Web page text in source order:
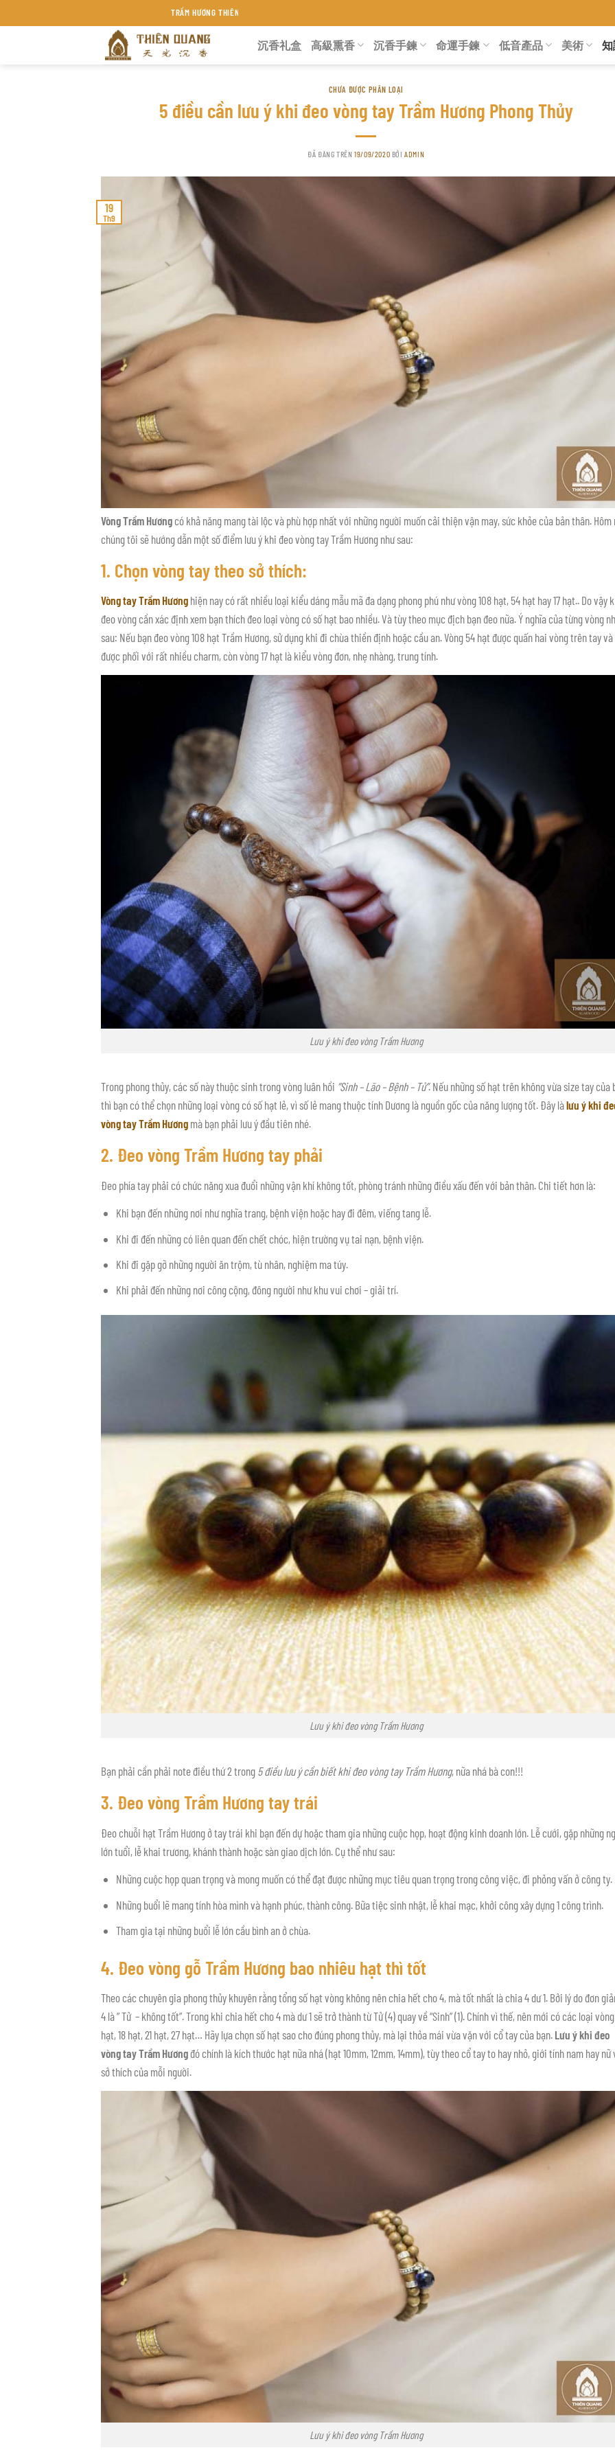
đến
TRẦM HƯƠNG THIÊN QUANG KHÁNH HÒA
沉香礼盒 高級熏香 沉香手鍊 命運手鍊 低音產品 美術
CHƯA ĐƯỢC PHÂN LOẠI
5 điều cần lưu ý khi đeo vòng tay Trầm Hương Phong Thủy
ĐÃ ĐĂNG TRÊN19/09/2020 BỞIADMIN
19
Th9
Vòng Trầm Hương có khả năng mang tài lộc và phù hợp nhất với những người muốn cải thiện vận may, sức khỏe của bản thân. Hôm
chúng tôi sẽ hướng dẫn một số điểm lưu ý khi đeo vòng tay Trầm Hương như sau:
1. Chọn vòng tay theo sở thích:
Vòng tay Trầm Hương hiện nay có rất nhiều loại kiểu dáng mẫu mã đa dạng phong phú như vòng 108 hạt, 54 hạt hay 17 hạt.. Do vậy
đeo vòng cần xác định xem bạn thích đeo loại vòng có số hạt bao nhiều. Và tùy theo mục địch bạn đeo nữa. Ý nghĩa của từng vòng
sau: Nếu bạn đeo vòng 108 hạt Trầm Hương, sử dụng khi đi chùa thiền định hoặc cầu an. Vòng 54 hạt được quấn hai vòng trên tay và
được phối với rất nhiều charm, còn vòng 17 hạt là kiểu vòng đơn, nhẹ nhàng, trung tính.
Lưu ý khi đeo vòng Trầm Hương
Trong phong thủy, các số này thuộc sinh trong vòng luân hồi “Sinh – Lão – Bệnh – Tử”. Nếu những số hạt trên không vừa size tay của
thì bạn có thể chọn những loại vòng có số hạt lẻ, vì số lẻ mang thuộc tính Dương là nguồn gốc của năng lượng tốt. Đây làlưu ý khi
vòng tay Trầm Hương mà bạn phải lưu ý đầu tiên nhé.
2. Đeo vòng Trầm Hương tay phải
Đeo phía tay phải có chức năng xua đuổi những vận khí không tốt, phòng tránh những điều xấu đến với bản thân. Chi tiết hơn là:
Khi bạn đến những nơi như nghĩa trang, bệnh viện hoặc hay đi đêm, viếng tang lễ.
Khi đi đến những có liên quan đến chết chóc, hiện trường vụ tai nạn, bệnh viện.
Khi đi gặp gỡ những người ăn trộm, tù nhân, nghiệm ma túy.
Khi phải đến những nơi công cộng, đông người như khu vui chơi – giải trí.
Lưu ý khi đeo vòng Trầm Hương
Bạn phải cần phải note điều thứ 2 trong 5 điều lưu ý cần biết khi đeo vòng tay Trầm Hương, nữa nhá bà con!!!
3. Đeo vòng Trầm Hương tay trái
Đeo chuỗi hạt Trầm Hương ở tay trái khi bạn đến dự hoặc tham gia những cuộc họp, hoạt động kinh doanh lớn. Lễ cưới, gặp những
lớn tuổi, lễ khai trương, khánh thành hoặc sàn giao dịch lớn. Cụ thể như sau:
Những cuộc họp quan trọng và mong muốn có thể đạt được những mục tiêu quan trọng trong công việc, đi phỏng vấn ở công ty.
Những buổi lẽ mang tính hòa mình và hạnh phúc, thành công. Bữa tiệc sinh nhật, lễ khai mạc, khởi công xây dựng 1 công trình.
Tham gia tại những buổi lễ lớn cầu bình an ở chùa.
4. Đeo vòng gỗ Trầm Hương bao nhiêu hạt thì tốt
Theo các chuyên gia phong thủy khuyên rằng tổng số hạt vòng không nên chia hết cho 4, mà tốt nhất là chia 4 dư 1. Bởi lý do đơn
4 là ” Tử – không tốt”. Trong khi chia hết cho 4 mà dư 1 sẽ trở thành từ Tử (4) quay về “Sinh” (1). Chính vì thế, nên mới có các loại vòng
hạt, 18 hạt, 21 hạt, 27 hạt… Hãy lựa chọn số hạt sao cho đúng phong thủy, mà lại thỏa mái vừa vặn với cổ tay của bạn. Lưu ý khi đeo
vòng tay Trầm Hương đó chính là kích thước hạt nữa nhá (hạt 10mm, 12mm, 14mm), tùy theo cổ tay to hay nhỏ, giới tính nam hay nữ
sở thích của mỗi người.
Lưu ý khi đeo vòng Trầm Hương